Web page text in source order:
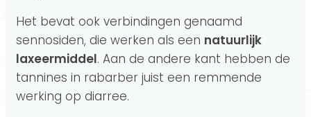
Het bevat ook verbindingen genaamd
sennosiden, die werken als een natuurlijk
laxeermiddel. Aan de andere kant hebben de
tannines in rabarber juist een remmende
werking op diarree.